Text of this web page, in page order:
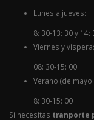
Lunes a jueves:
8: 30-13: 30 y 14:
Viernes y
08: 30-15: 00
Verano (de
8: 30-15: 00
Si necesitas tranporte